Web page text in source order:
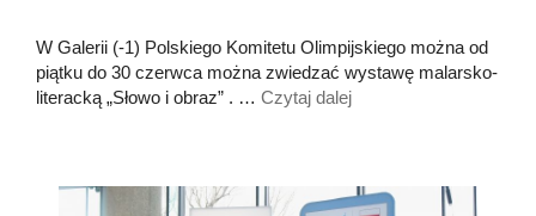
W Galerii (-1) Polskiego Komitetu Olimpijskiego można od
piątku do 30 czerwca można zwiedzać wystawę malarsko-
literacką „Słowo i obraz” . … Czytaj dalej